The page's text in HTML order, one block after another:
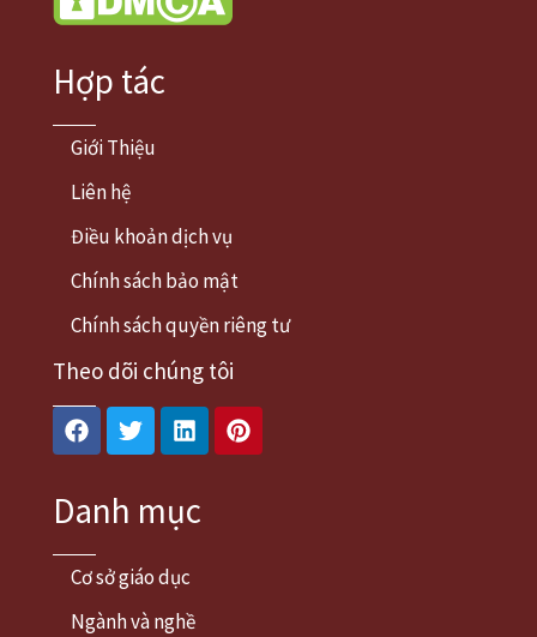
Hợp tác
Giới Thiệu
Liên hệ
Điều khoản dịch vụ
Chính sách bảo mật
Chính sách quyền riêng tư
Theo dõi chúng tôi
Facebook
TwitterLinkedinPinterest
Danh mục
Cơ sở giáo dục
Ngành và nghề